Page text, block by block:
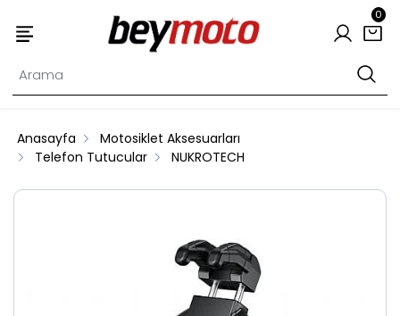
0
Anasayfa
Motosiklet Aksesuarları
Telefon Tutucular
NUKROTECH